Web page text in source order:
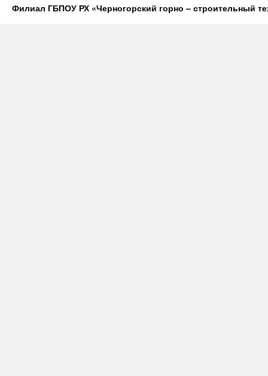
Филиал ГБПОУ РХ «Черногорский горно – строительный